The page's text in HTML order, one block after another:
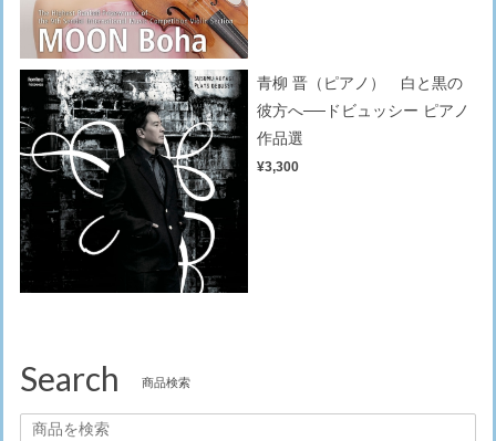
青柳 晋（ピアノ） 白と黒の
彼方へ──ドビュッシー ピアノ
作品選
¥3,300
Search 商品検索